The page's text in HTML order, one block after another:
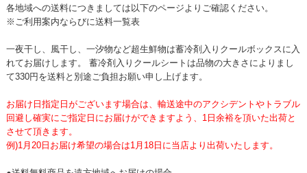
各地域への送料につきましては以下のページよりご確認ください。
※ご利用案内ならびに送料一覧表
一夜干し、風干し、一汐物など超生鮮物は蓄冷剤入りクールボックスに入
れてお届けします。 蓄冷剤入りクールシートは品物の大きさによりまし
て330円を送料と別途ご負担お願い申し上げます。
お届け日指定日がございます場合は、輸送途中のアクシデントやトラブル
回避し確実にご指定日にお届けができますよう、1日余裕を頂いた出荷と
させて頂きます。
例)1月20日お届け希望の場合は1月18日に当店より出荷いたします。